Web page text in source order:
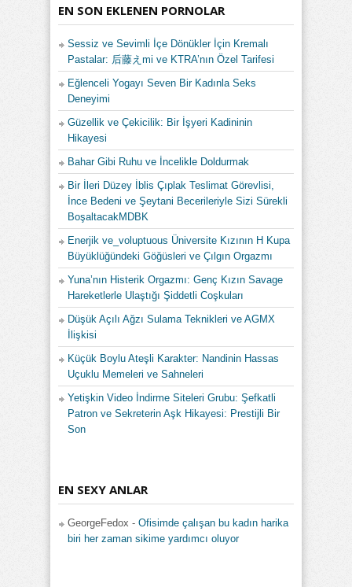
EN SON EKLENEN PORNOLAR
Sessiz ve Sevimli İçe Dönükler İçin Kremalı
Pastalar: 后藤えmi ve KTRA’nın Özel Tarifesi
Eğlenceli Yogayı Seven Bir Kadınla Seks
Deneyimi
Güzellik ve Çekicilik: Bir İşyeri Kadininin
Hikayesi
Bahar Gibi Ruhu ve İncelikle Doldurmak
Bir İleri Düzey İblis Çıplak Teslimat Görevlisi,
İnce Bedeni ve Şeytani Becerileriyle Sizi Sürekli
BoşaltacakMDBK
Enerjik ve_voluptuous Üniversite Kızının H Kupa
Büyüklüğündeki Göğüsleri ve Çılgın Orgazmı
Yuna’nın Histerik Orgazmı: Genç Kızın Savage
Hareketlerle Ulaştığı Şiddetli Coşkuları
Düşük Açılı Ağzı Sulama Teknikleri ve AGMX
İlişkisi
Küçük Boylu Ateşli Karakter: Nandinin Hassas
Uçuklu Memeleri ve Sahneleri
Yetişkin Video İndirme Siteleri Grubu: Şefkatli
Patron ve Sekreterin Aşk Hikayesi: Prestijli Bir
Son
EN SEXY ANLAR
GeorgeFedox - Ofisimde çalışan bu kadın harika
biri her zaman sikime yardımcı oluyor